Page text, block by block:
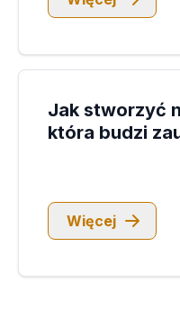
Jak stworzyć
która budzi
Więcej